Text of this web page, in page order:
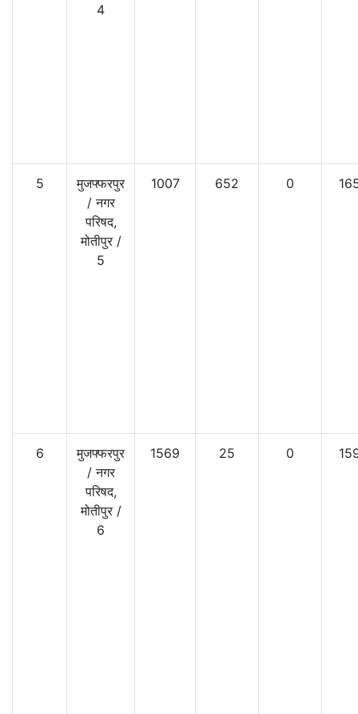
4
5
मुजफ्फरपुर
/नगर
परिषद,
मोतीपुर /
5
1007 652 0
6
मुजफ्फरपुर
/नगर
परिषद,
मोतीपुर /
6
1569 25 0